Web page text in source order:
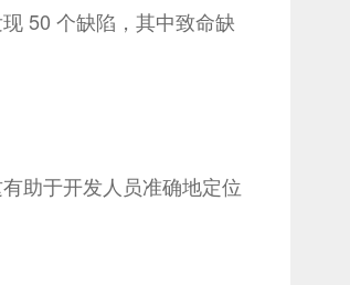
50 个缺陷，其中致命缺
助于开发人员准确地定位